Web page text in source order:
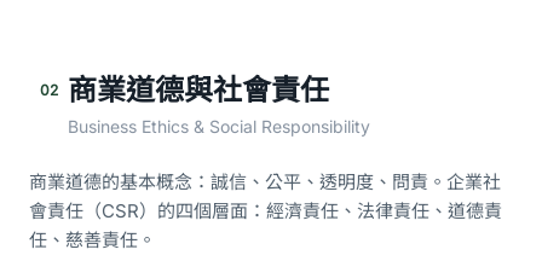
02 商業道德與社會責任
Business Ethics & Social Responsibility
商業道德的基本概念：誠信、公平、透明度、問責。企業社
會責任（CSR）的四個層面：經濟責任、法律責任、道德責
任、慈善責任。